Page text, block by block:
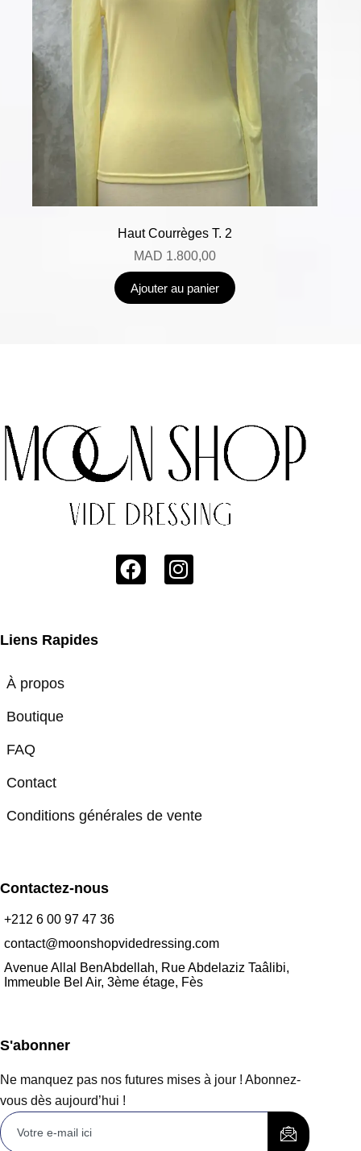
Haut Courrèges T. 2
MAD 1.800,00
Ajouter au panier
Liens Rapides
À propos
Boutique
FAQ
Contact
Conditions générales de vente
Contactez-nous
+212 6 00 97 47 36
contact@moonshopvidedressing.com
Avenue Allal BenAbdellah, Rue Abdelaziz Taâlibi,
Immeuble Bel Air, 3ème étage, Fès
S'abonner
Ne manquez pas nos futures mises à jour ! Abonnez-
vous dès aujourd’hui !